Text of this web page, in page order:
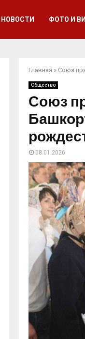
НОВОСТИ ФОТО И
Главная » Союз
Общество
Союз
08.01.2026